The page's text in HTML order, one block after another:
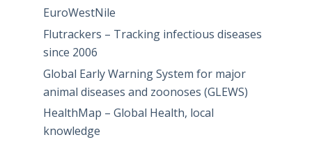
EuroWestNile
Flutrackers – Tracking infectious diseases
since 2006
Global Early Warning System for major
animal diseases and zoonoses (GLEWS)
HealthMap – Global Health, local
knowledge